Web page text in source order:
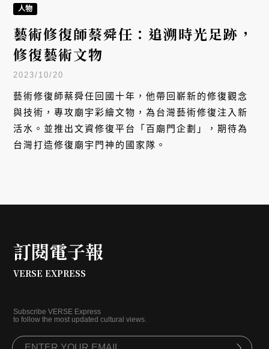
人物
藝術修復師蔡舜任：追溯時光足跡，
修復藝術文物
2023/10/20
藝術修復師蔡舜任回國十年，他帶回嶄新的修復觀念
與技術，專攻廟宇彩繪文物，為台灣藝術修復注入新
活水。並推出文資修復平台「百廟門企劃」，期待為
台灣打造修復廟宇門神的國家隊。
訂閱電子報
VERSE EXPRESS
Subscribe VERSE Express
to follow the most updated cultural views.